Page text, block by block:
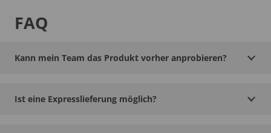
FAQ
Kann mein Team das Produkt vorher anprobieren?
Ist eine Expresslieferung möglich?